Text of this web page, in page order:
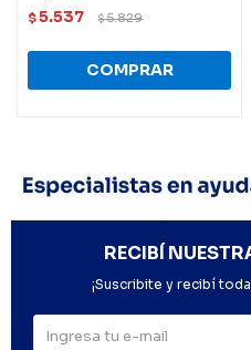
$5.537 $5.829
RECIBÍ
¡Suscribite y recibí